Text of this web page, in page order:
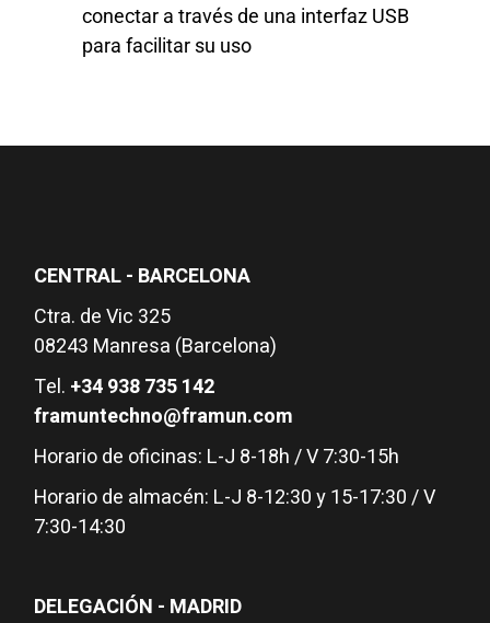
conectar a través de una interfaz USB
para facilitar su uso
CENTRAL - BARCELONA
Ctra. de Vic 325
08243 Manresa (Barcelona)
Tel. +34 938 735 142
framuntechno@framun.com
Horario de oficinas: L-J 8-18h / V 7:30-15h
Horario de almacén: L-J 8-12:30 y 15-17:30 / V
7:30-14:30
DELEGACIÓN - MADRID